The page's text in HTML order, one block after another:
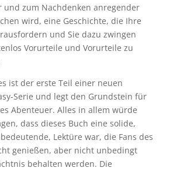
und zum Nachdenken anregender
wird, eine Geschichte, die Ihre
und Sie dazu zwingen
Vorurteile und Vorurteile zu
ist der erste Teil einer neuen
Serie und legt den Grundstein für
Abenteuer. Alles in allem würde
dass dieses Buch eine solide,
Lektüre war, die Fans des
genießen, aber nicht unbedingt
behalten werden. Die